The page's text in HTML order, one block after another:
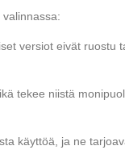
versiot eivät ruostu
tekee niistä
käyttöä, ja ne